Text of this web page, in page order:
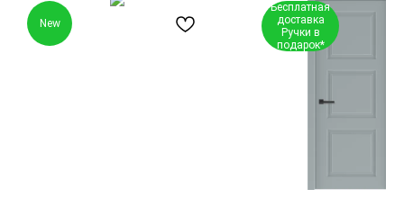
New
Бесплатная
доставка
Ручки в
подарок*